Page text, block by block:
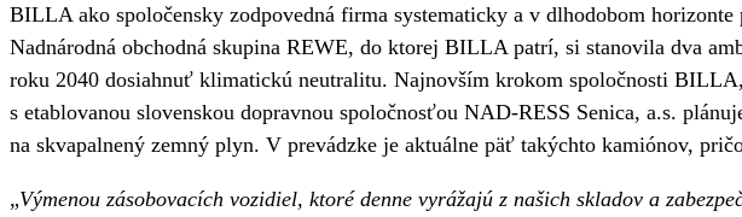
BILLA ako spoločensky zodpovedná firma systematicky a v dlhodobom
Nadnárodná obchodná skupina REWE, do ktorej BILLA patrí, si stanovila dva
roku 2040 dosiahnuť klimatickú neutralitu. Najnovším krokom spoločnosti
s etablovanou slovenskou dopravnou spoločnosťou NAD-RESS Senica, a.s.
na skvapalnený zemný plyn. V prevádzke je aktuálne päť takýchto kamiónov,
„Výmenou zásobovacích vozidiel, ktoré denne vyrážajú z našich skladov a